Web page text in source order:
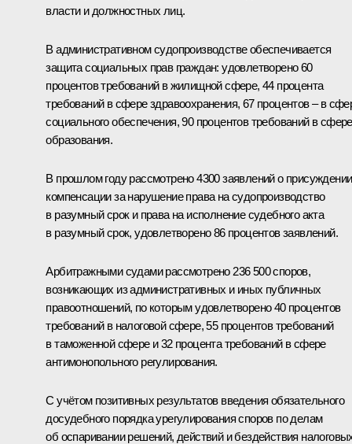
власти и должностных лиц.
В административном судопроизводстве обеспечивается
защита социальных прав граждан: удовлетворено 60
процентов требований в жилищной сфере, 44 процента
требований в сфере здравоохранения, 67 процентов – в
социального обеспечения, 90 процентов требований в сфере
образования.
В прошлом году рассмотрено 4300 заявлений о присуждении
компенсации за нарушение права на судопроизводство
в разумный срок и права на исполнение судебного акта
в разумный срок, удовлетворено 86 процентов заявлений.
Арбитражными судами рассмотрено 236 500 споров,
возникающих из административных и иных публичных
правоотношений, по которым удовлетворено 40 процентов
требований в налоговой сфере, 55 процентов требований
в таможенной сфере и 32 процента требований в сфере
антимонопольного регулирования.
С учётом позитивных результатов введения обязательного
досудебного порядка урегулирования споров по делам
об оспаривании решений, действий и бездействия